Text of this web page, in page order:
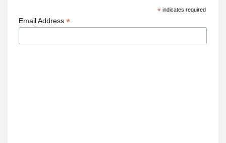
*indicates required
Email Address *